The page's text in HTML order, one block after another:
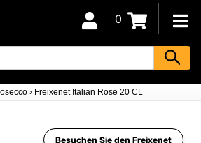
› Freixenet Italian Rose 20 CL
0
Besuchen Sie den Freixenet